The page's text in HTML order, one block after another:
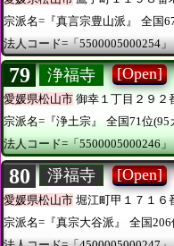
宗派名=『真言宗豊山派』
全国
法人コード=「5500005000254」
79 浄福寺 [Open]
愛媛県松山市 御幸１丁目２９２
宗派名=『浄土宗』
全国71位(95
法人コード=「5500005000246」
80 淨福寺 [Open]
愛媛県松山市 堀江町甲１７１６
宗派名=『真宗大谷派』
全国206